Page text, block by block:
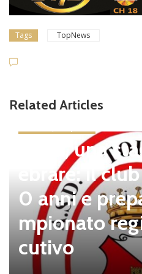
Tags TopNews
Related Articles
Tolfa, una
ebrare: il
0 anni e
mpionato
cutivo